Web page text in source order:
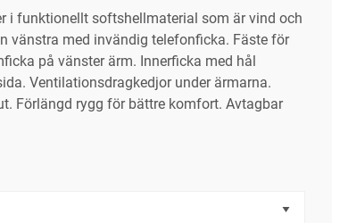
i funktionellt softshellmaterial som är vind och
vänstra med invändig telefonficka. Fäste för
på vänster ärm. Innerficka med hål
Ventilationsdragkedjor under ärmarna.
Förlängd rygg för bättre komfort. Avtagbar